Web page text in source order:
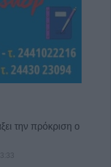
για
Ήλιου
Άδωνι
τα
την πρόκριση ο